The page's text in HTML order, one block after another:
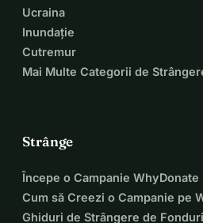
Ucraina
Inundație
Cutremur
Mai Multe Categorii de
Strânge
Începe o Campanie WhyDonate
Cum să Creezi o Campanie pe
Ghiduri de Strângere de Fonduri